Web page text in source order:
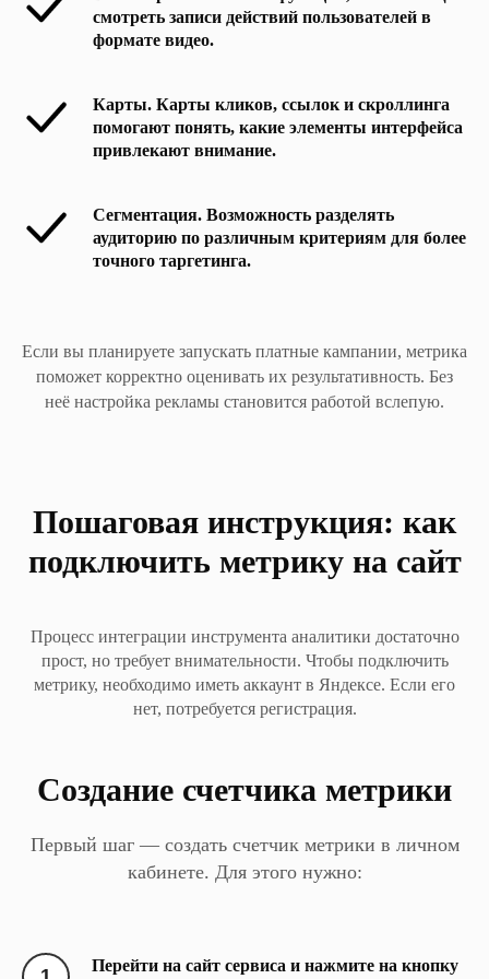
смотреть записи действий пользователей в
формате видео.
Карты. Карты кликов, ссылок и скроллинга
помогают понять, какие элементы интерфейса
привлекают внимание.
Сегментация. Возможность разделять
аудиторию по различным критериям для более
точного таргетинга.
Если вы планируете запускать платные кампании, метрика
поможет корректно оценивать их результативность. Без
неё настройка рекламы становится работой вслепую.
Пошаговая инструкция: как
подключить метрику на сайт
Процесс интеграции инструмента аналитики достаточно
прост, но требует внимательности. Чтобы подключить
метрику, необходимо иметь аккаунт в Яндексе. Если его
нет, потребуется регистрация.
Создание счетчика метрики
Первый шаг — создать счетчик метрики в личном
кабинете. Для этого нужно:
Перейти на сайт сервиса и нажмите на кнопку